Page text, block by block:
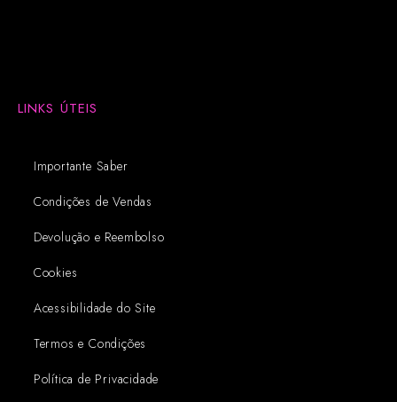
LINKS ÚTEIS
Importante Saber
Condições de Vendas
Devolução e Reembolso
Cookies
Acessibilidade do Site
Termos e Condições
Política de Privacidade